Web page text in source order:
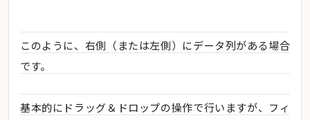
このように、右側（または左側）にデータ列がある場合
です。
基本的にドラッグ＆ドロップの操作で行いますが、フィ